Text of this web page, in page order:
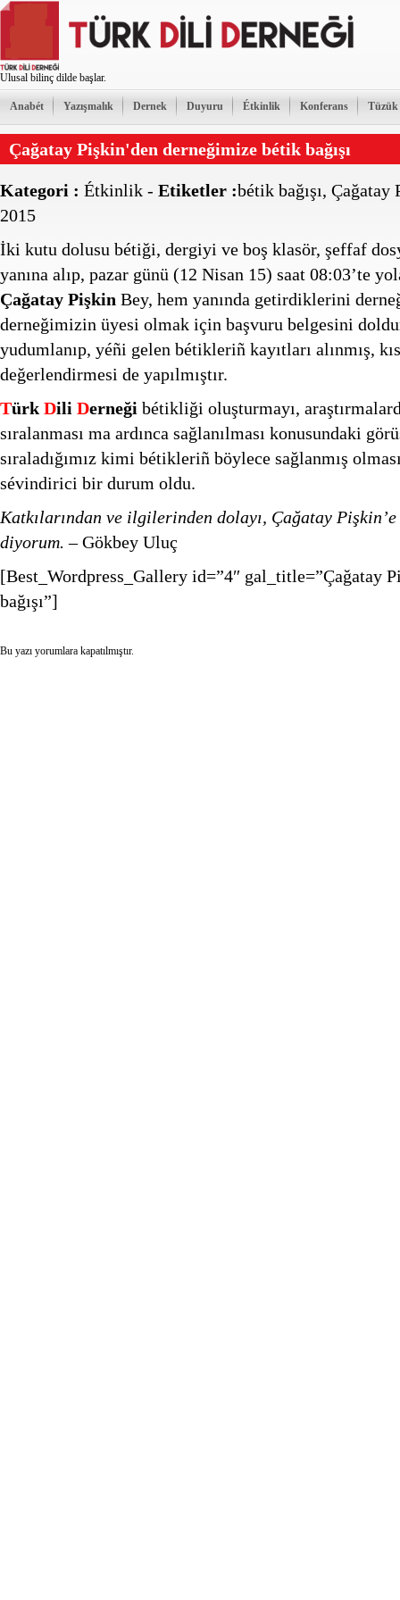
Ulusal bilinç dilde başlar.
Anabét Yazışmalık Dernek Duyuru Étkinlik Konferans Tüzük
Çağatay Pişkin'den derneğimize bétik bağışı
Kategori : Étkinlik - Etiketler :bétik bağışı, Çağatay
2015
İki kutu dolusu bétiği, dergiyi ve boş klasör, şeffaf
yanına alıp, pazar günü (12 Nisan 15) saat 08:03’te
Çağatay Pişkin Bey, hem yanında getirdiklerini
derneğimizin üyesi olmak için başvuru belgesini
yudumlanıp, yéñi gelen bétikleriñ kayıtları alınmış,
değerlendirmesi de yapılmıştır.
Türk Dili Derneği bétikliği oluşturmayı,
sıralanması ma ardınca sağlanılması konusundaki
sıraladığımız kimi bétikleriñ böylece sağlanmış
sévindirici bir durum oldu.
Katkılarından ve ilgilerinden dolayı, Çağatay
diyorum. – Gökbey Uluç
[Best_Wordpress_Gallery id=”4″ gal_title=”Çağatay
bağışı”]
Bu yazı yorumlara kapatılmıştır.